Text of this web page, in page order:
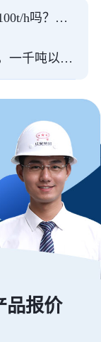
MTF96移动破碎机能达到100t/h吗？是制砂和碎石同出吗？
能用于井下的颚式破碎机，一千吨以上外形尺寸
品报价